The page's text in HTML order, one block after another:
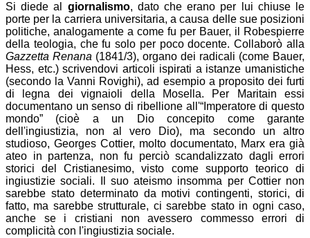
Si diede al giornalismo, dato che erano per lui chiuse le
porte per la carriera universitaria, a causa delle sue posizioni
politiche, analogamente a come fu per Bauer, il Robespierre
della teologia, che fu solo per poco docente. Collaborò alla
Gazzetta Renana (1841/3), organo dei radicali (come Bauer,
Hess, etc.) scrivendovi articoli ispirati a istanze umanistiche
(secondo la Vanni Rovighi), ad esempio a proposito dei furti
di legna dei vignaioli della Mosella. Per Maritain essi
documentano un senso di ribellione all'“Imperatore di questo
mondo” (cioè a un Dio concepito come garante
dell'ingiustizia, non al vero Dio), ma secondo un altro
studioso, Georges Cottier, molto documentato, Marx era già
ateo in partenza, non fu perciò scandalizzato dagli errori
storici del Cristianesimo, visto come supporto teorico di
ingiustizie sociali. Il suo ateismo insomma per Cottier non
sarebbe stato determinato da motivicontingenti, storici, di
fatto, ma sarebbe strutturale, ci sarebbe stato in ogni caso,
anche se i cristiani non avessero commesso errori di
complicità con l'ingiustizia sociale.